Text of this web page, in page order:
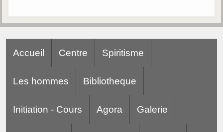
Divaldo Franco
1927-2025
Ouvrages
Bibliothèque spirite
Accueil Centre Spiritisme
Les hommes Bibliotheque
Initiation - Cours Agora Galerie